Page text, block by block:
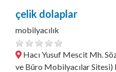
çelik dolaplar
mobilyacılık
Hacı Yusuf Mescit Mh.
ve Büro Mobilyacılar